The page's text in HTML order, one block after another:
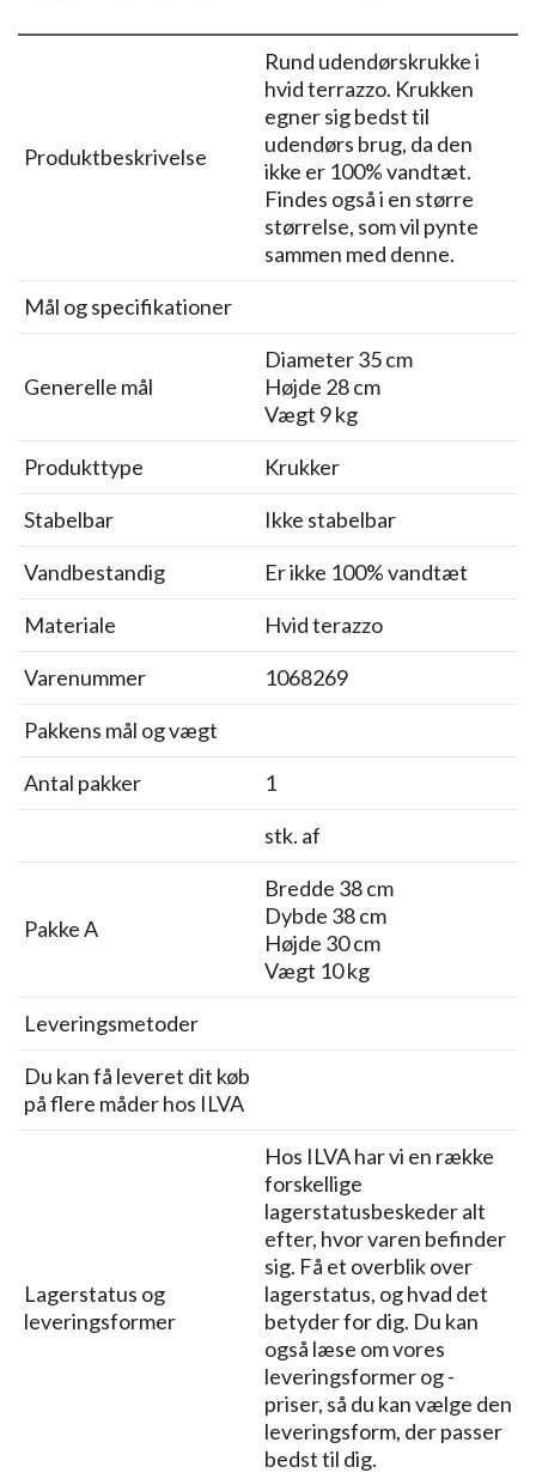
Produktbeskrivelse
Rund udendørskrukke i
hvid terrazzo. Krukken
egner sig bedst til
udendørs brug, da den
ikke er 100% vandtæt.
Findes også i en større
størrelse, som vil pynte
sammen med denne.
Mål og specifikationer
Generelle mål
Diameter 35 cm
Højde 28 cm
Vægt 9 kg
Produkttype
Krukker
Stabelbar
Ikke stabelbar
Vandbestandig
Er ikke 100% vandtæt
Materiale
Hvid terazzo
Varenummer
1068269
Pakkens mål og vægt
Antal pakker
1
stk. af
Pakke A
Bredde 38 cm
Dybde 38 cm
Højde 30 cm
Vægt 10 kg
Leveringsmetoder
Du kan få leveret dit køb
på flere måder hos ILVA
Lagerstatus og
leveringsformer
Hos ILVA har vi en række
forskellige
lagerstatusbeskeder alt
efter, hvor varen befinder
sig. Få et overblik over
lagerstatus, og hvad det
betyder for dig. Du kan
også læse om vores
leveringsformer og -
priser, så du kan vælge den
leveringsform, der passer
bedst til dig.